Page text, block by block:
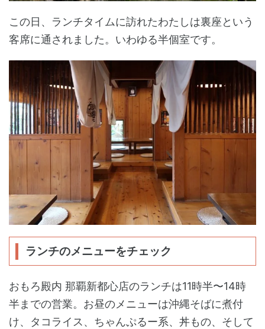
この日、ランチタイムに訪れたわたしは裏座という
客席に通されました。いわゆる半個室です。
ランチのメニューをチェック
おもろ殿内 那覇新都心店のランチは11時半〜14時
半までの営業。お昼のメニューは沖縄そばに煮付
け、タコライス、ちゃんぷるー系、丼もの、そして